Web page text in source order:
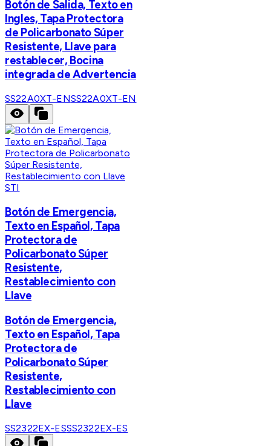
Botón de Salida, Texto en
Ingles, Tapa Protectora
de Policarbonato Súper
Resistente, Llave para
restablecer, Bocina
integrada de Advertencia
SS22A0XT-ENSS22A0XT-EN
STI
Botón de Emergencia,
Texto en Español, Tapa
Protectora de
Policarbonato Súper
Resistente,
Restablecimiento con
Llave
Botón de Emergencia,
Texto en Español, Tapa
Protectora de
Policarbonato Súper
Resistente,
Restablecimiento con
Llave
SS2322EX-ESSS2322EX-ES